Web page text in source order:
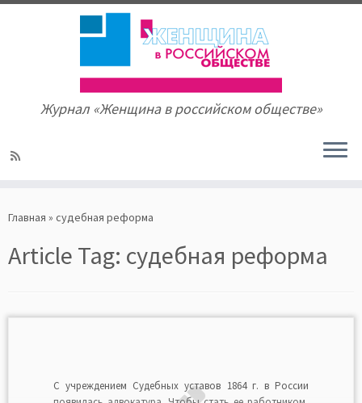
to
Журнал «Женщина в российском обществе»
Главная » судебная реформа
Article Tag: судебная реформа
С учреждением Судебных уставов 1864 г. в России